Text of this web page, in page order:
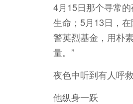
4月15日那个寻常
生命；5月13日，
警英烈基金，用朴
量。”
夜色中听到有人呼救
他纵身一跃